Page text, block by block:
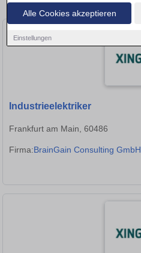
Alle Cookies akzeptieren
Einstellungen
Industrieelektriker
Frankfurt am Main, 60486
Firma:BrainGain Consulting GmbH